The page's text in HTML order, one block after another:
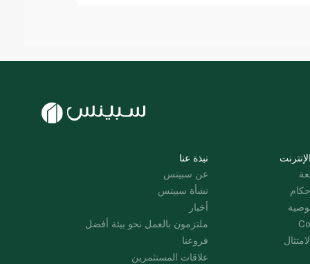
نبذة عنا
عن سبينس
نشأة سبينس
أخبار
ملتزمون بالعمل نحو بيئة أفضل
فروعنا
علاقات المستثمرين